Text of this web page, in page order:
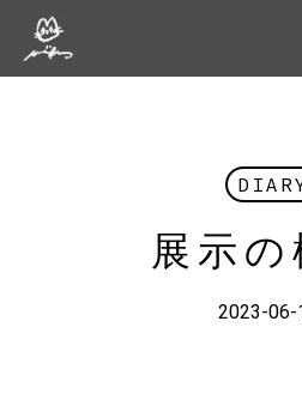
展示の
2023-06-